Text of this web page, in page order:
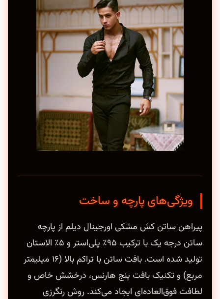
ویژگی‌های پارچه و ساخت
پیراهن ساتن کش مشکی اورجینال دیلم از پارچه
ساتن درجه یک با ترکیب ۹۵٪ پلی‌استر و ۵٪ الاستان
تولید شده است. بافت ساتن با تراکم بالا (۱۶ میلیمتر
مربع) و تکنیک بافت پنج هارنس، درخشش خاص و
لطافت فوق‌العاده‌ای ایجاد می‌کند. روش رنگرزی